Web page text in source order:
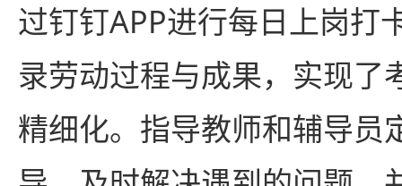
过钉钉APP进行每日上岗打
录劳动过程与成果，实现了
精细化。指导教师和辅导员